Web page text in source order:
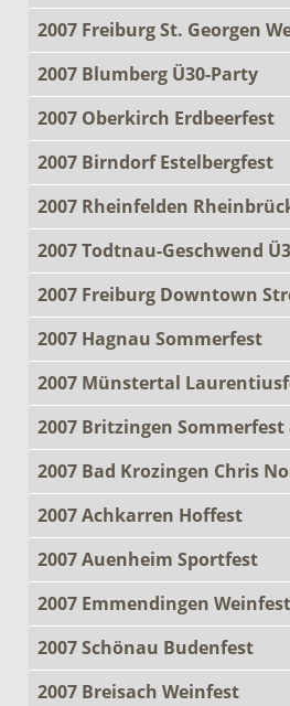
2007 Freiburg St. Georgen
2007 Blumberg Ü30-Party
2007 Oberkirch Erdbeerfest
2007 Birndorf Estelbergfest
2007 Rheinfelden
2007 Todtnau-Geschwend
2007 Freiburg Downtown
2007 Hagnau Sommerfest
2007 Münstertal
2007 Britzingen Sommerfest
2007 Bad Krozingen Chris
2007 Achkarren Hoffest
2007 Auenheim Sportfest
2007 Emmendingen Weinfest
2007 Schönau Budenfest
2007 Breisach Weinfest